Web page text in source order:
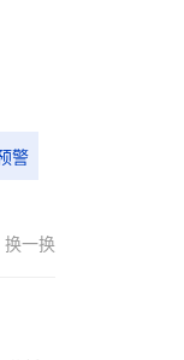
警
换一换